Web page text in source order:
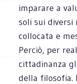
imparare a
soli sui diversi
collocata e
Perciò, per
cittadinanza
della filosofia.